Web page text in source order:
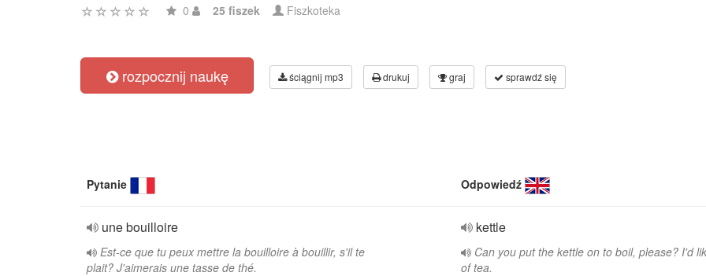
0 25 fiszek Fiszkoteka
rozpocznij naukę ściągnij mp3 drukuj graj sprawdź się
Pytanie Odpowiedź
une bouilloire
Est-ce que tu peux mettre la bouilloire à bouillir, s'il te
plait? J'aimerais une tasse de thé.
kettle
Can you put the kettle on to boil, please? I'd
of tea.